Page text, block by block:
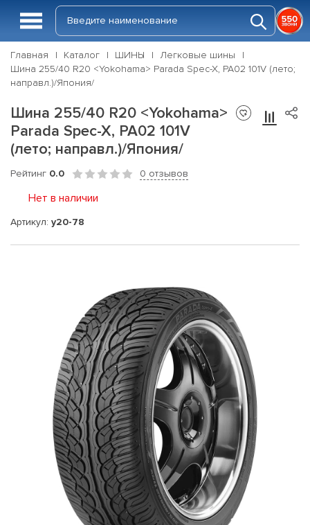
Главная Каталог ШИНЫ
Легковые шины
Шина 255/40 R20 <Yokohama> Parada Spec-X, PA02 101V (лето;
направл.)/Япония/
Шина 255/40 R20 <Yokohama>
Parada Spec-X, PA02 101V
(лето; направл.)/Япония/
Рейтинг 0.0 0 отзывов
Нет в наличии
Артикул: y20-78